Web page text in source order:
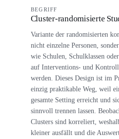
BEGRIFF
Cluster-randomisierte
Variante der randomisierten
nicht einzelne Personen,
wie Schulen, Schulklassen
auf Interventions- und
werden. Dieses Design ist im
einzig praktikable Weg, weil
gesamte Setting erreicht und
sinnvoll trennen lassen.
Clusters sind korreliert,
kleiner ausfällt und die